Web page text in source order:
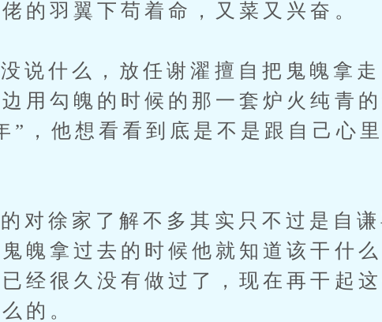
的羽翼下苟着命，又菜又兴奋。
么，放任谢濯擅自把鬼魄拿走
用勾魄的时候的那一套炉火纯青
”，他想看看到底是不是跟自己心
家了解不多其实只不过是自谦
魄拿过去的时候他就知道该干什
经很久没有做过了，现在再干起
的。